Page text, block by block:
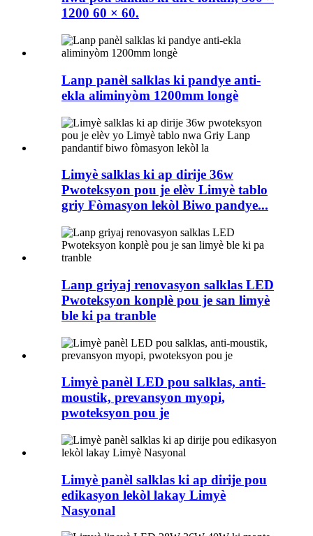
1200 60 × 60.
Lanp panèl salklas ki pandye anti-
ekla aliminyòm 1200mm longè
Limyè salklas ki ap dirije 36w
Pwoteksyon pou je elèv Limyè tablo
griy Fòmasyon lekòl Biwo pandye...
Lanp griyaj renovasyon salklas LED
Pwoteksyon konplè pou je san limyè
ble ki pa tranble
Limyè panèl LED pou salklas, anti-
moustik, prevansyon myopi,
pwoteksyon pou je
Limyè panèl salklas ki ap dirije pou
edikasyon lekòl lakay Limyè
Nasyonal